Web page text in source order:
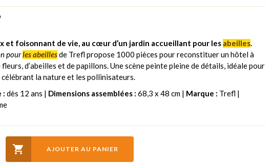
et foisonnant de vie, au cœur d’un jardin accueillant pour les abeilles.
pourles abeillesde Trefl propose 1000 pièces pour reconstituer un hôtel à
d’abeilles et de papillons. Une scène peinte pleine de détails, idéale pour
la nature et les pollinisateurs.
: dès 12 ans | Dimensions assemblées : 68,3 x 48 cm | Marque : Trefl |
 AJOUTER AU PANIER